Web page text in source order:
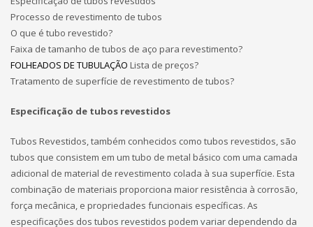
Processo de revestimento de tubos
O que é tubo revestido?
Faixa de tamanho de tubos de aço para revestimento?
FOLHEADOS DE TUBULAÇÃO Lista de preços?
Tratamento de superfície de revestimento de tubos?
Especificação de tubos revestidos
Tubos Revestidos, também conhecidos como tubos revestidos, são
tubos que consistem em um tubo de metal básico com uma camada
adicional de material de revestimento colada à sua superfície. Esta
combinação de materiais proporciona maior resistência à corrosão,
força mecânica, e propriedades funcionais específicas. As
especificações dos tubos revestidos podem variar dependendo da